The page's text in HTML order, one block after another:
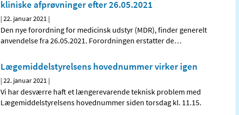
kliniske afprøvninger efter 26.05.2021
|22. januar 2021 |
Den nye forordning for medicinsk udstyr (MDR), finder generelt
anvendelse fra 26.05.2021. Forordningen erstatter de…
Lægemiddelstyrelsens hovednummer virker igen
|22. januar 2021 |
Vi har desværre haft et længerevarende teknisk problem med
Lægemiddelstyrelsens hovednummer siden torsdag kl. 11.15.